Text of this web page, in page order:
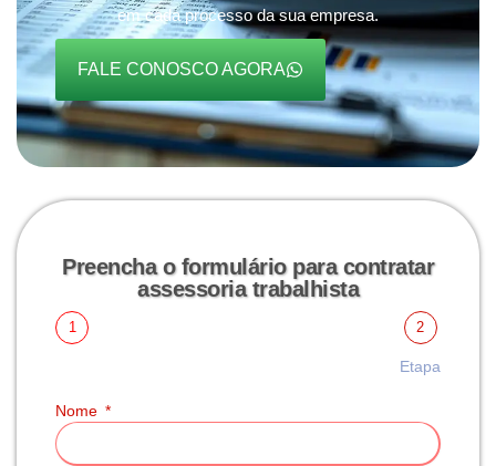
em cada processo da sua empresa.
FALE CONOSCO AGORA
Preencha o formulário para contratar
assessoria trabalhista
1 2
Etapa
Nome